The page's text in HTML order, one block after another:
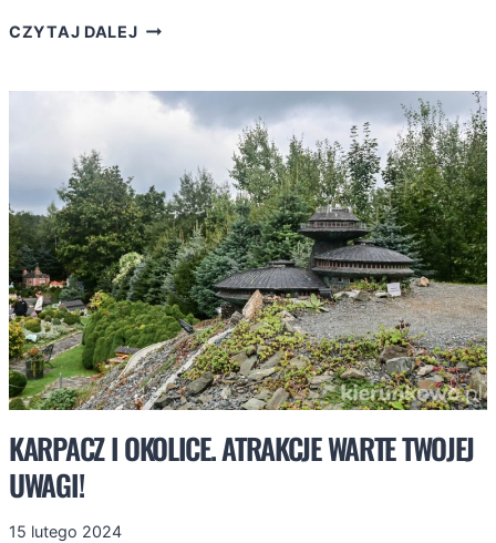
CZYTAJ DALEJGÓRY
POZNAJCIE
NAJLEPSZE
DZIECI
W
GÓRACH
KARPACZ I OKOLICE. ATRAKCJE WARTE TWOJEJ
UWAGI!
15 lutego 2024